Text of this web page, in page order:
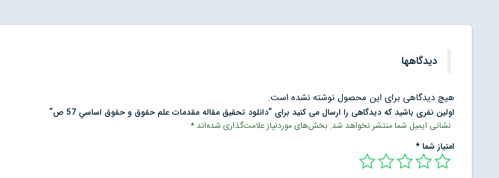
دیدگاهها
هیچ دیدگاهی برای این محصول نوشته نشده است.
اولین نفری باشید که دیدگاهی را ارسال می کنید برای “دانلود تحقیق مقاله مقدمات علم حقوق و حقوق اساسي 57 ص”
نشانی ایمیل شما منتشر نخواهد شد. بخش‌های موردنیاز علامت‌گذاری شده‌اند*
امتیاز شما*